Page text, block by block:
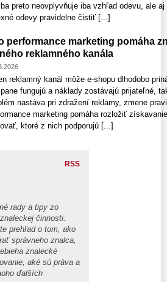
preto neovplyvňuje iba vzhľad odevu, ale
odevy pravidelne čistiť [...]
performance marketing pomáha
reklamného kanála
reklamný kanál môže e-shopu dlhodobo
fungujú a náklady zostávajú prijateľné,
nastáva pri zdražení reklamy, zmene
marketing pomáha rozložiť
ktoré z nich podporujú [...]
RSS
rady a tipy zo
činnosti.
prehľad o tom, ako
správneho znalca,
znalecké
aké sú práva a
ďalších